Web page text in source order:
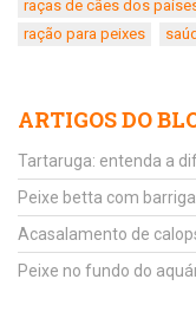
raças de cães dos
ração para peixes
ARTIGOS DO
Tartaruga: entenda a
Peixe betta com
Acasalamento de
Peixe no fundo do